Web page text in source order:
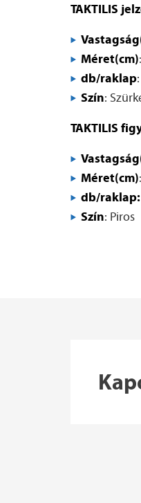
TAKTILIS
Méret(cm)
db/raklap
Szín:
TAKTILIS
Méret(cm)
db/
Szín: Piros